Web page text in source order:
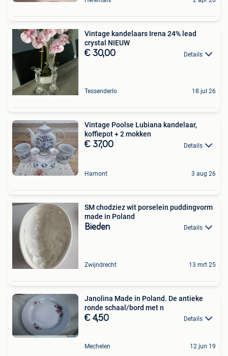
Vintage kandelaars Irena 24% lead
crystal NIEUW
€ 30,00 Details
Tessenderlo 18 jul 26
Vintage Poolse Lubiana kandelaar,
koffiepot + 2 mokken
€ 37,00 Details
Hamont 3 aug 26
SM chodziez wit porselein puddingvorm
made in Poland
Bieden Details
Zwijndrecht 13 mrt 25
Janolina Made in Poland. De antieke
ronde schaal/bord met n
€ 4,50 Details
Mechelen 12 jun 19